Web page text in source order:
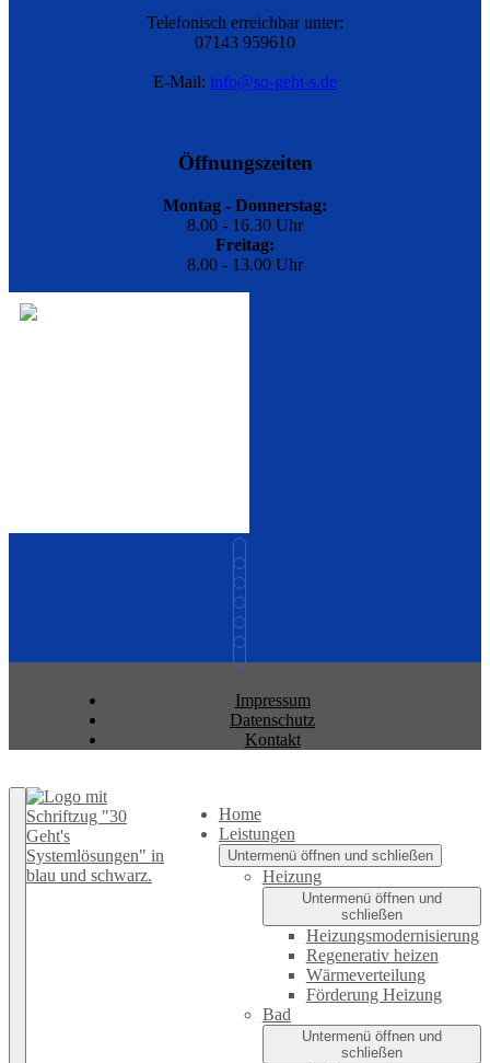
Telefonisch erreichbar unter:
07143 959610
E-Mail: info@so-geht-s.de
Öffnungszeiten
Montag - Donnerstag:
8.00 - 16.30 Uhr
Freitag:
8.00 - 13.00 Uhr
Impressum
Datenschutz
Kontakt
Home
Leistungen
Untermenü öffnen und schließen
Heizung
Untermenü öffnen und
schließen
Heizungsmodernisierung
Regenerativ heizen
Wärmeverteilung
Förderung Heizung
Bad
Untermenü öffnen und
schließen